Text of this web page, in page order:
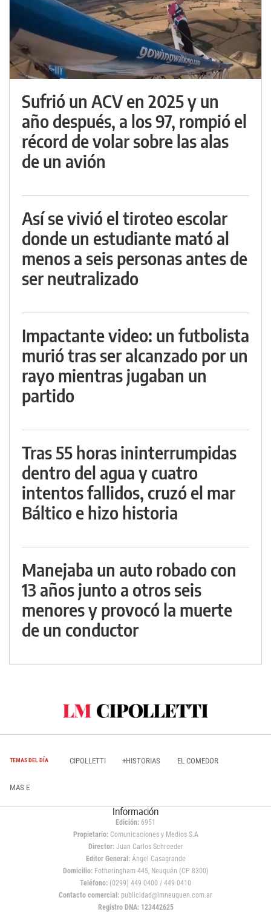
Sufrió un ACV en 2025 y un
año después, a los 97, rompió el
récord de volar sobre las alas
de un avión
Así se vivió el tiroteo escolar
donde un estudiante mató al
menos a seis personas antes de
ser neutralizado
Impactante video: un futbolista
murió tras ser alcanzado por un
rayo mientras jugaban un
partido
Tras 55 horas ininterrumpidas
dentro del agua y cuatro
intentos fallidos, cruzó el mar
Báltico e hizo historia
Manejaba un auto robado con
13 años junto a otros seis
menores y provocó la muerte
de un conductor
TEMAS DEL DÍA CIPOLLETTI +HISTORIAS EL COMEDOR
MAS E
Información
Edición: 6951
Propietario:Comunicaciones y Medios S.A
Director: Juan Carlos Schroeder
Editor General:Ángel Casagrande
Domicilio:Fotheringham 445, Neuquén (CP 8300)
Teléfono: (0299) 449 0400 / 449 0410
Contacto comercial: publicidad@lmneuquen.com.ar
Registro DNA: 123442625